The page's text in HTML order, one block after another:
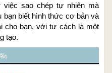
việc sao chép tự nhiên mà
bạn biết hình thức cơ bản và
cho bạn, với tư cách là một
tạo.